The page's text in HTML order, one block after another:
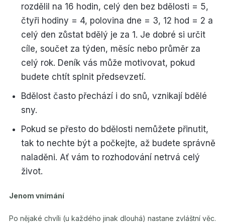
rozdělil na 16 hodin, celý den bez bdělosti = 5,
čtyři hodiny = 4, polovina dne = 3, 12 hod = 2 a
celý den zůstat bdělý je za 1. Je dobré si určit
cíle, součet za týden, měsíc nebo průměr za
celý rok. Deník vás může motivovat, pokud
budete chtít splnit předsevzetí.
Bdělost často přechází i do snů, vznikají bdělé
sny.
Pokud se přesto do bdělosti nemůžete přinutit,
tak to nechte být a počkejte, až budete správně
naladěni. Ať vám to rozhodování netrvá celý
život.
Jenom vnímání
Po nějaké chvíli (u každého jinak dlouhá) nastane zvláštní věc.